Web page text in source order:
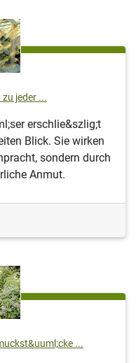
jeder ...
erschlie&szlig;t
Blick. Sie wirken
sondern durch
Anmut.
...